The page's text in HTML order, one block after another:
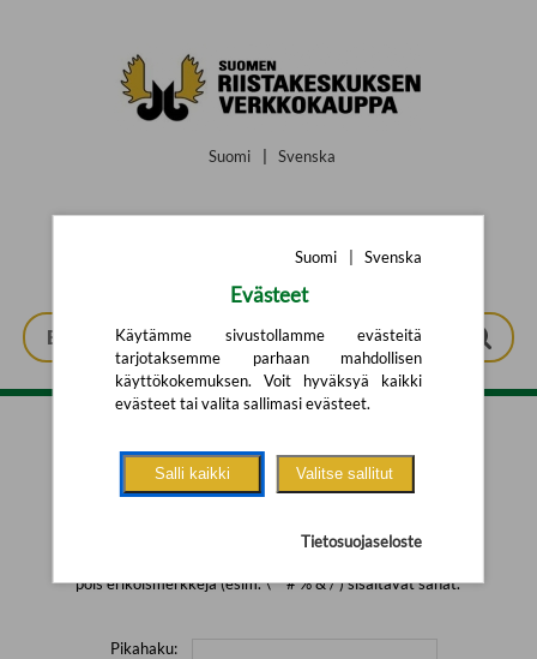
Suomi Svenska
Tarkennettu haku
pois erikoismerkkejä (esim. \' " # % & / ) sisältävät sanat.
Pikahaku:
Suomi Svenska
Evästeet
Käytämme sivustollamme evästeitä
tarjotaksemme parhaan mahdollisen
käyttökokemuksen. Voit hyväksyä kaikki
evästeet tai valita sallimasi evästeet.
Salli kaikki Valitse sallitut
Tietosuojaseloste